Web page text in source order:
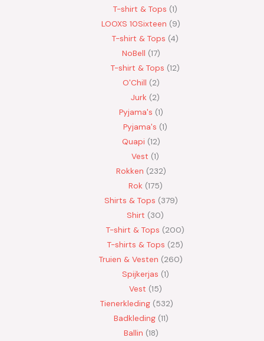
T-shirt & Tops 1
LOOXS 10Sixteen
9
T-shirt & Tops 4
NoBell 17
T-shirt & Tops 12
O'Chill 2
Jurk
2
Pyjama's 1
Pyjama's 1
Quapi 12
Vest 1
Rokken 232
Rok 175
Shirts & Tops 379
Shirt
30
T-shirt & Tops
200
T-shirts & Tops
25
Truien & Vesten
260
Spijkerjas 1
Vest 15
Tienerkleding 532
Badkleding 11
Ballin 18